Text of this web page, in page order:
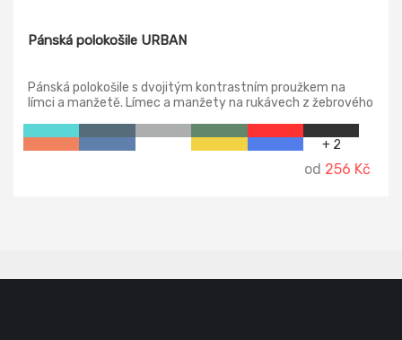
Pánská polokošile URBAN
Pánská polokošile s dvojitým kontrastním proužkem na
límci a manžetě. Límec a manžety na rukávech z žebrového
+ 2
od 256 Kč